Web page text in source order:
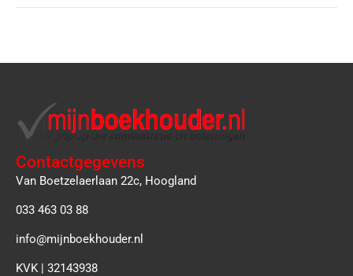
Contactgegevens
Van Boetzelaerlaan 22c, Hoogland
033 463 03 88
info@mijnboekhouder.nl
KVK | 32143938